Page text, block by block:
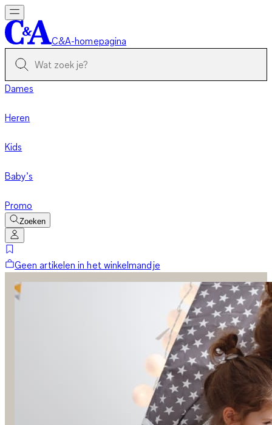
C&A-homepagina
Dames
Heren
Kids
Baby’s
Promo
Zoeken
Geen artikelen in het winkelmandje